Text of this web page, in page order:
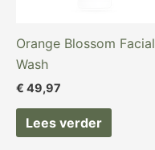
Orange Blossom Facial
Wash
€ 49,97
Lees verder